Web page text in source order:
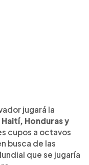
jugará la
Haití, Honduras y
cupos a octavos
busca de las
que se jugaría